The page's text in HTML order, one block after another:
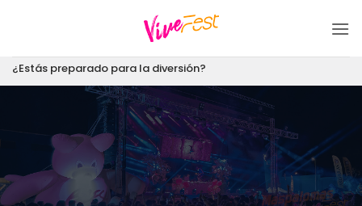
¿Estás preparado para la diversión?